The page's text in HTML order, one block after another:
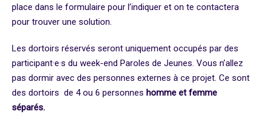
place dans le formulaire pour l’indiquer et on te contactera
pour trouver une solution.
Les dortoirs réservés seront uniquement occupés par des
participant·e·s du week-end Paroles de Jeunes. Vous n’allez
pas dormir avec des personnes externes à ce projet. Ce sont
des dortoirs de 4 ou 6 personnes homme et femme
séparés.